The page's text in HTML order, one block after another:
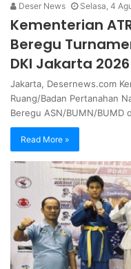
Deser News Selasa, 4
Kementerian
Beregu
DKI Jakarta 2026
Jakarta, Desernews.com
Ruang/Badan Pertanahan
Beregu ASN/BUMN/BUMD
Read More »